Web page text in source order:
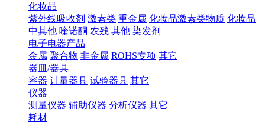
化妆品
紫外线吸收剂 激素类 重金属 化妆品激素类物质 化妆品
中其他 喹诺酮 农残 其他 染发剂
电子电器产品
金属 聚合物 非金属 ROHS专项 其它
器皿/器具
容器 计量器具 试验器具 其它
仪器
测量仪器 辅助仪器 分析仪器 其它
耗材